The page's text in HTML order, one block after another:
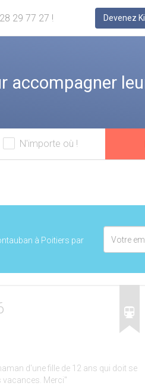
29 77 27 ! Devenez
accompagner
N'importe où !
à Poitiers par
mail
d'une fille de 12 ans qui doit se
vacances. Merci"